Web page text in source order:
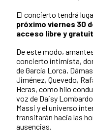
El concierto tendrá
próximo viernes 30
acceso libre y
De este modo,
concierto intimista,
de García Lorca,
Jiménez, Quevedo,
Heras, como hilo
voz de Daisy
Massi y el universo
transitarán hacia las
ausencias.